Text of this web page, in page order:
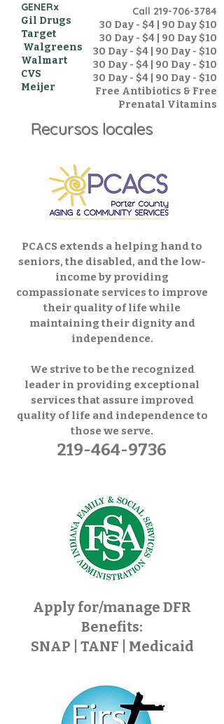
GENERx
Gil Drugs
Target
Walgreens
Walmart
CVS
Meijer
Call 219-706-3784
30 Day - $4 | 90 Day $10
30 Day - $4 | 90 Day $10
30 Day - $4 | 90 Day - $10
30 Day - $4 | 90 Day - $10
30 Day - $4 | 90 Day - $10
Free Antibiotics & Free
Prenatal Vitamins
Recursos locales
PCACS extends a helping hand to
seniors, the disabled, and the low-
income by providing
compassionate services to improve
their quality of life while
maintaining their dignity and
independence.
We strive to be the recognized
leader in providing exceptional
services that assure improved
quality of life and independence to
those we serve.
219-464-9736
Apply for/manage DFR
Benefits:
SNAP | TANF | Medicaid